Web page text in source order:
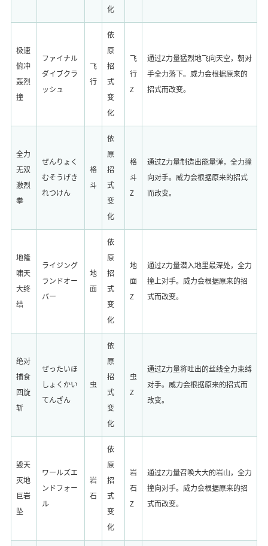
化
极速
俯冲
轰烈
撞
ファイナル
ダイブクラ
ッシュ
飞
行
依
原
招
式
变
化
飞
行
Z
通过Z力量猛烈地飞向天空，朝对
手全力落下。威力会根据原来的
招式而改变。
全力
无双
激烈
拳
ぜんりょく
むそうげき
れつけん
格
斗
依
原
招
式
变
化
格
斗
Z
通过Z力量制造出能量弹，全力撞
向对手。威力会根据原来的招式
而改变。
地隆
啸天
大终
结
ライジング
ランドオー
バー
地
面
依
原
招
式
变
化
地
面
Z
通过Z力量潜入地里最深处，全力
撞上对手。威力会根据原来的招
式而改变。
绝对
捕食
回旋
斩
ぜったいほ
しょくかい
てんざん
虫
依
原
招
式
变
化
虫
Z
通过Z力量将吐出的丝线全力束缚
对手。威力会根据原来的招式而
改变。
毁天
灭地
巨岩
坠
ワールズエ
ンドフォー
ル
岩
石
依
原
招
式
变
化
岩
石
Z
通过Z力量召唤大大的岩山，全力
撞向对手。威力会根据原来的招
式而改变。